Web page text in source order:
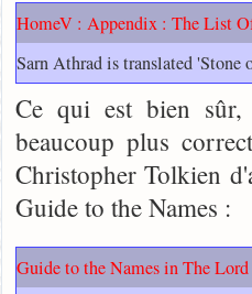
HomeV : Appendix : The List
Sarn Athrad is translated 'Stone
Ce qui est bien sûr,
beaucoup plus
Christopher Tolkien
Guide to the Names :
Guide to the Names in The